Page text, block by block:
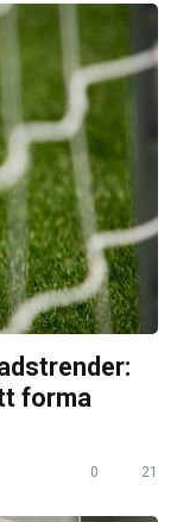
forma
0 21